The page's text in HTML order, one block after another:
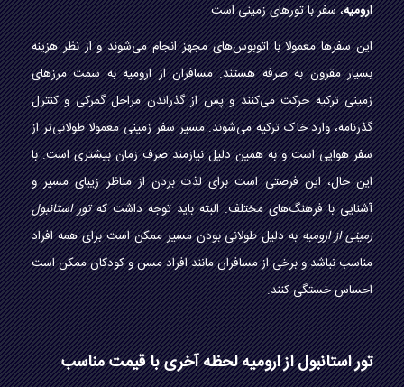
ارومیه، سفر با تورهای زمینی است.
این سفرها معمولا با اتوبوس‌های مجهز انجام می‌شوند و از نظر هزینه
بسیار مقرون به صرفه هستند. مسافران از ارومیه به سمت مرزهای
زمینی ترکیه حرکت می‌کنند و پس از گذراندن مراحل گمرکی و کنترل
گذرنامه، وارد خاک ترکیه می‌شوند. مسیر سفر زمینی معمولا طولانی‌تر از
سفر هوایی است و به همین دلیل نیازمند صرف زمان بیشتری است. با
این حال، این فرصتی است برای لذت بردن از مناظر زیبای مسیر و
آشنایی با فرهنگ‌های مختلف. البته باید توجه داشت کهتور استانبول
زمینی از ارومیهبه دلیل طولانی بودن مسیر ممکن است برای همه افراد
مناسب نباشد و برخی از مسافران مانند افراد مسن و کودکان ممکن است
احساس خستگی کنند.
تور استانبول از ارومیه لحظه آخری با قیمت مناسب